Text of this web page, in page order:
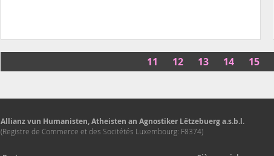
11 12 13 14 15
Allianz vun Humanisten, Atheisten an Agnostiker Lëtzebuerg a.s.b.l.
(Registre de Commerce et des Socitétés Luxembourg: F8374)